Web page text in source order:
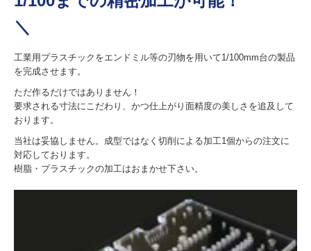
＼
工業用プラスチックをエンドミル等の刃物を用いて1/100mm台の製品
を完成させます。
ただ作るだけではありません！
要求される寸法にこだわり、かつ仕上がり面精度の美しさを追及して
おります。
当社は妥協しません。成型ではなく切削による加工1個からの注文に
対応しております。
樹脂・プラスチックの加工はおまかせ下さい。